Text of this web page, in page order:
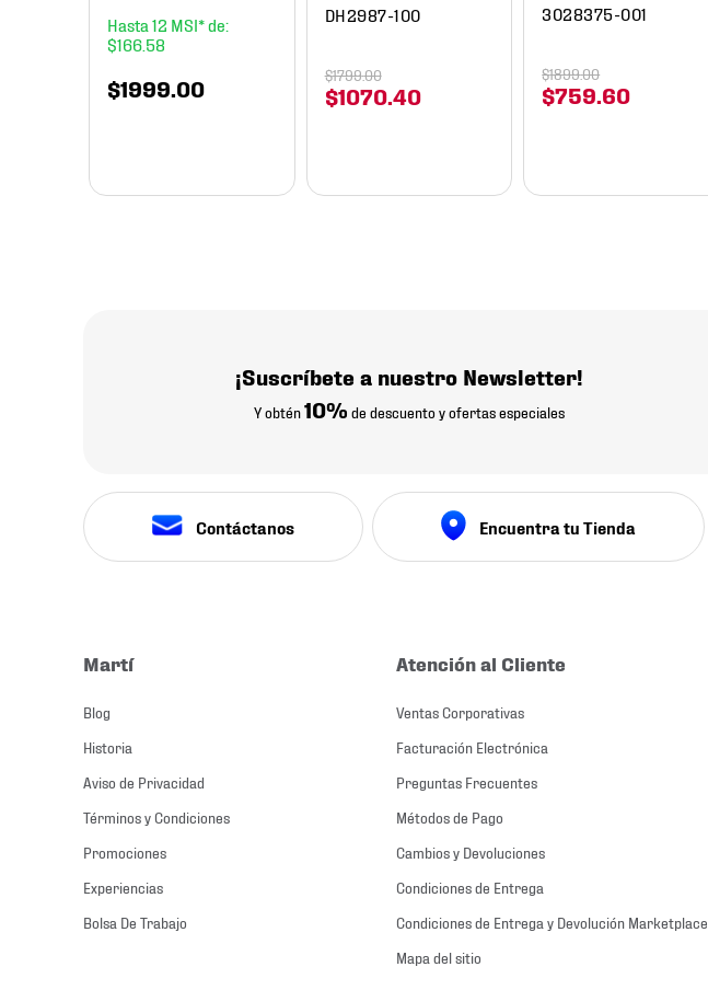
12
$166. 58
$1999 00
DH2987-100
$1070. 40
$1799.00
3028375-001
$759 60
$1899.00
¡Suscríbete a nuestro Newsletter!
Y obtén10% de descuento y ofertas especiales
Contáctanos Encuentra tu Tienda
Martí
Blog
Historia
Aviso de Privacidad
Términos y Condiciones
Promociones
Experiencias
Bolsa De Trabajo
Atención al Cliente
Ventas Corporativas
Facturación Electrónica
Preguntas Frecuentes
Métodos de Pago
Cambios y Devoluciones
Condiciones de Entrega
Condiciones de Entrega y Devolución Marketplace
Mapa del sitio